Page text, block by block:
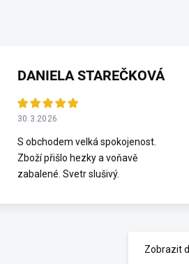
DANIELA STAREČKOVÁ
30.3.2026
S obchodem velká spokojenost.
Zboží přišlo hezky a voňavě
zabalené. Svetr slušivý.
Zobrazit